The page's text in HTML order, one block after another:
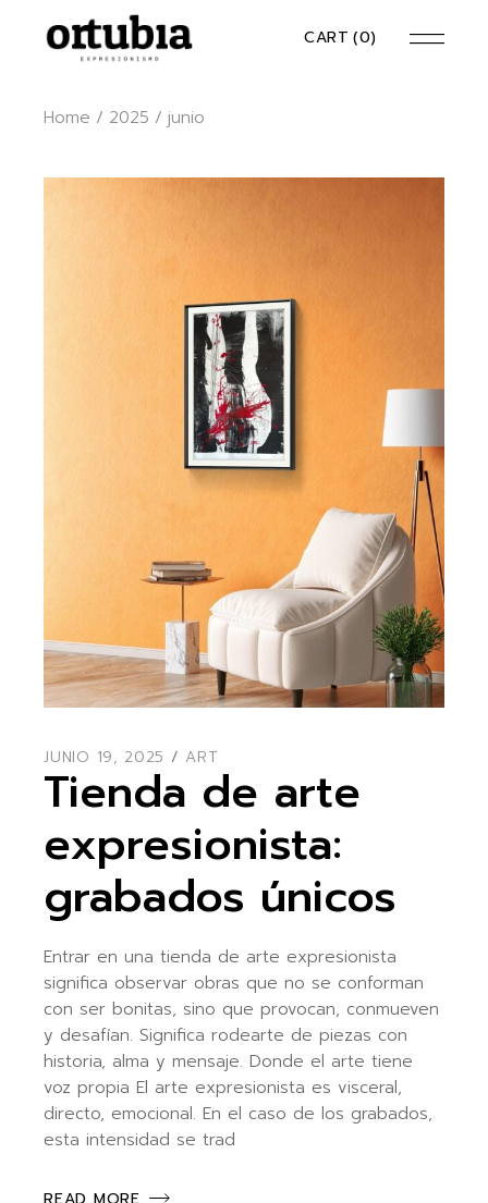
content
CART (0)
Home 2025 junio
JUNIO 19, 2025 ART
Tienda de arte
expresionista:
grabados únicos
Entrar en una tienda de arte expresionista
significa observar obras que no se conforman
con ser bonitas, sino que provocan, conmueven
y desafían. Significa rodearte de piezas con
historia, alma y mensaje. Donde el arte tiene
voz propia El arte expresionista es visceral,
directo, emocional. En el caso de los grabados,
esta intensidad se trad